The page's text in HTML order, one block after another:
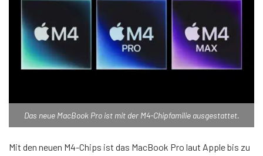
Das neue MacBook Pro ist mit der M4-Chipfamilie ausgestattet.
Mit den neuen M4-Chips ist das MacBook Pro laut Apple bis zu